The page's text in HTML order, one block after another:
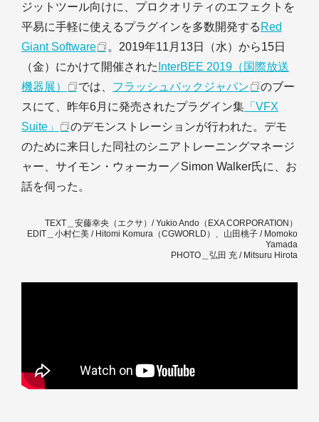
ジットツール向けに、プロクオリティのエフェクトを
平易に手軽に使えるプラグインを多数開発する Red
Giant Software
。2019年11月13日（水）から15日
（金）にかけて開催された InterBEE 2019（国際放送
機器展）
では、 フラッシュバックジャパン
のブー
スにて、昨年6月に発売されたプラグイン集 「VFX
Suite」
のデモンストレーションが行われた。デモ
のために来日した同社のシニアトレーニングマネージ
ャー、サイモン・ウォーカー／Simon Walker氏に、お
話を伺った。
TEXT＿安藤幸央（エクサ）/ Yukio Ando（EXA CORPORATION）
EDIT＿小村仁美 / Hitomi Komura（CGWORLD）、山田桃子 / Momoko
Yamada
PHOTO＿弘田 充 / Mitsuru Hirota